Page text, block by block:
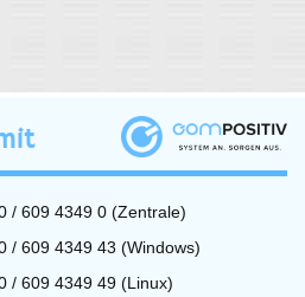
/ 609 4349 0 (Zentrale)
/ 609 4349 43 (Windows)
/ 609 4349 49 (Linux)